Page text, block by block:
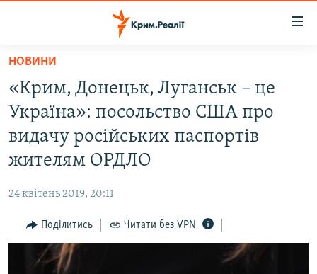
Перейти
основного
матеріалу
Перейти
до
основної
Перейти
пошуку
ВОДА.КРИМ
ВІДЕО ТА ФОТО
ІНТЕРВ'Ю
ВСЕ ЗА ДЕНЬ
НОВИНИ
«Крим, Донецьк, Луганськ – це
Україна»: посольство США про
видачу російських паспортів
жителям ОРДЛО
24 квітень 2019, 20:11
Поділитись Читати без VPN